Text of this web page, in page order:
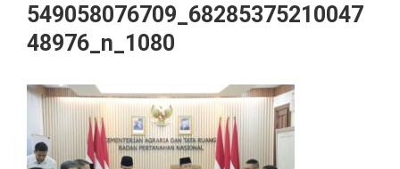
549058076709_68285375210047
48976_n_1080